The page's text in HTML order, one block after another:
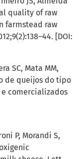
quality of raw
farmstead raw
[DOI:
SC, Mata MM,
de queijos do tipo
comercializados
P, Morandi S,